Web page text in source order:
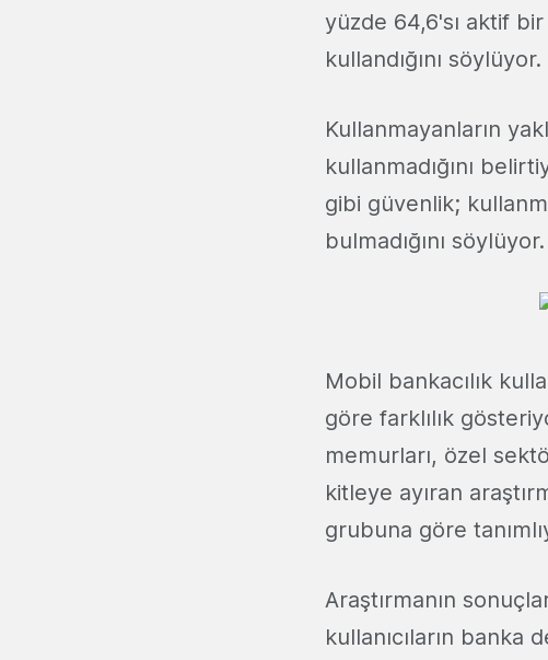
yüzde 64,6'sı aktif
kullandığını söylüyor.
Kullanmayanların
kullanmadığını
gibi güvenlik;
bulmadığını söylüyor.
Mobil bankacılık
göre farklılık
memurları, özel
kitleye ayıran
grubuna göre
Araştırmanın
kullanıcıların